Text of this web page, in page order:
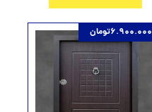
6.900.000تومان